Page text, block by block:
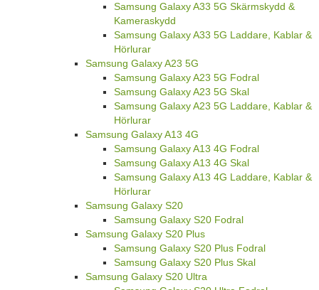
Samsung Galaxy A33 5G Skärmskydd &
Kameraskydd
Samsung Galaxy A33 5G Laddare, Kablar &
Hörlurar
Samsung Galaxy A23 5G
Samsung Galaxy A23 5G Fodral
Samsung Galaxy A23 5G Skal
Samsung Galaxy A23 5G Laddare, Kablar &
Hörlurar
Samsung Galaxy A13 4G
Samsung Galaxy A13 4G Fodral
Samsung Galaxy A13 4G Skal
Samsung Galaxy A13 4G Laddare, Kablar &
Hörlurar
Samsung Galaxy S20
Samsung Galaxy S20 Fodral
Samsung Galaxy S20 Plus
Samsung Galaxy S20 Plus Fodral
Samsung Galaxy S20 Plus Skal
Samsung Galaxy S20 Ultra